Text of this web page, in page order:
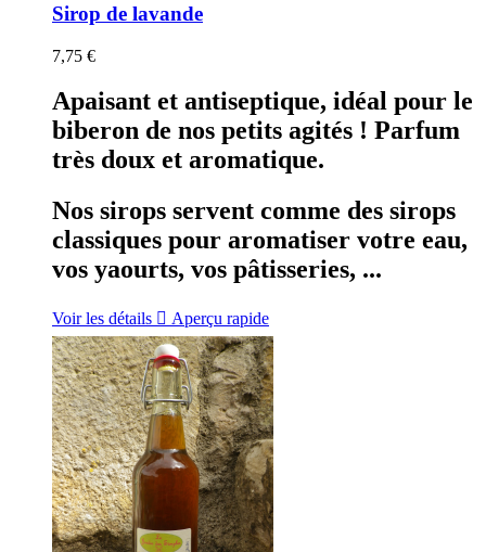
Sirop de lavande
7,75 €
Apaisant et antiseptique, idéal pour le
biberon de nos petits agités ! Parfum
très doux et aromatique.
Nos sirops servent comme des sirops
classiques pour aromatiser votre eau,
vos yaourts, vos pâtisseries, ...
Voir les détails  Aperçu rapide